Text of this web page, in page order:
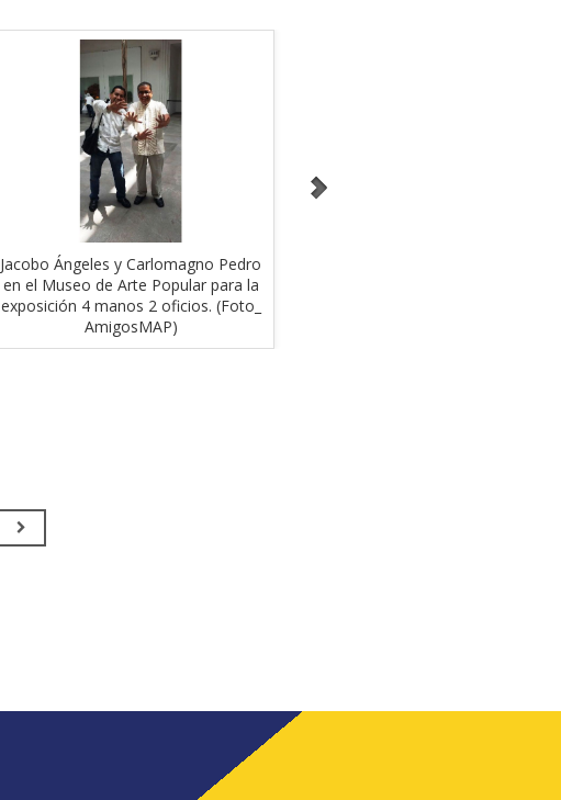
Jacobo Ángeles y Carlomagno Pedro
en el Museo de Arte Popular para la
exposición 4 manos 2 oficios. (Foto_
AmigosMAP)